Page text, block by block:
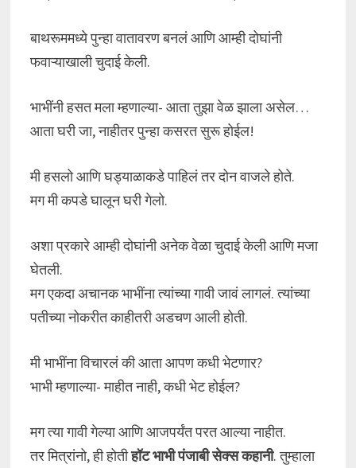
बाथरूममध्ये पुन्हा वातावरण बनलं आणि आम्ही दोघांनी
फवाऱ्याखाली चुदाई केली.
भाभींनी हसत मला म्हणाल्या- आता तुझा वेळ झाला असेल…
आता घरी जा, नाहीतर पुन्हा कसरत सुरू होईल!
मी हसलो आणि घड्याळाकडे पाहिलं तर दोन वाजले होते.
मग मी कपडे घालून घरी गेलो.
अशा प्रकारे आम्ही दोघांनी अनेक वेळा चुदाई केली आणि मजा
घेतली.
मग एकदा अचानक भाभींना त्यांच्या गावी जावं लागलं. त्यांच्या
पतीच्या नोकरीत काहीतरी अडचण आली होती.
मी भाभींना विचारलं की आता आपण कधी भेटणार?
भाभी म्हणाल्या- माहीत नाही, कधी भेट होईल?
मग त्या गावी गेल्या आणि आजपर्यंत परत आल्या नाहीत.
तर मित्रांनो, ही होतीहॉट भाभी पंजाबी सेक्स कहानी. तुम्हाला